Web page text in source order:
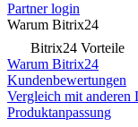
Partner login
Warum Bitrix24
Bitrix24 Vorteile
Warum Bitrix24
Kundenbewertungen
Vergleich mit anderen
Produktanpassung